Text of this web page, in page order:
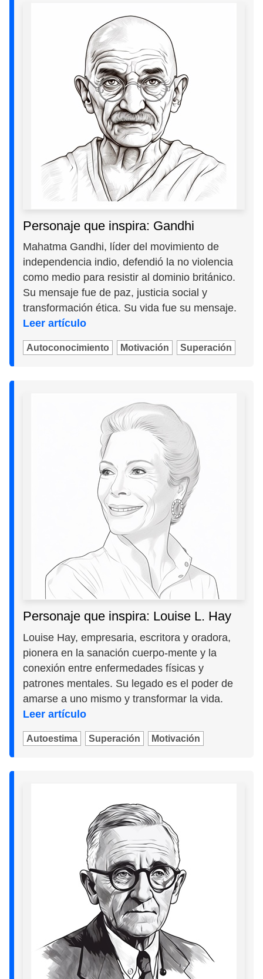
Personaje que inspira: Gandhi
Mahatma Gandhi, líder del movimiento de
independencia indio, defendió la no violencia
como medio para resistir al dominio británico.
Su mensaje fue de paz, justicia social y
transformación ética. Su vida fue su mensaje.
Leer artículo
Autoconocimiento Motivación Superación
Personaje que inspira: Louise L. Hay
Louise Hay, empresaria, escritora y oradora,
pionera en la sanación cuerpo-mente y la
conexión entre enfermedades físicas y
patrones mentales. Su legado es el poder de
amarse a uno mismo y transformar la vida.
Leer artículo
Autoestima Superación Motivación